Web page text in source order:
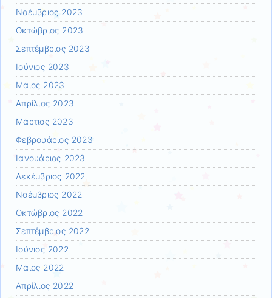
Νοέμβριος 2023
Οκτώβριος 2023
Σεπτέμβριος 2023
Ιούνιος 2023
Μάιος 2023
Απρίλιος 2023
Μάρτιος 2023
Φεβρουάριος 2023
Ιανουάριος 2023
Δεκέμβριος 2022
Νοέμβριος 2022
Οκτώβριος 2022
Σεπτέμβριος 2022
Ιούνιος 2022
Μάιος 2022
Απρίλιος 2022